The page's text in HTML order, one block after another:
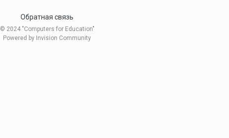
Обратная связь
© 2024 "Computers for Education"
Powered by Invision Community